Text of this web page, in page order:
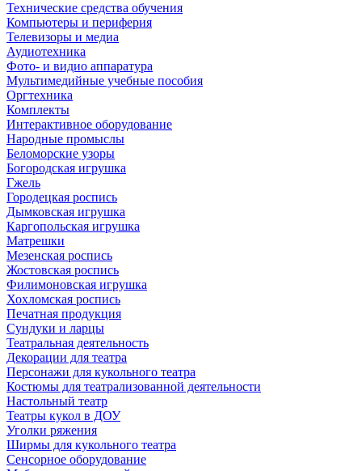
Технические средства обучения
Компьютеры и периферия
Телевизоры и медиа
Аудиотехника
Фото- и видио аппаратура
Мультимедийные учебные пособия
Оргтехника
Комплекты
Интерактивное оборудование
Народные промыслы
Беломорские узоры
Богородская игрушка
Гжель
Городецкая роспись
Дымковская игрушка
Каргопольская игрушка
Матрешки
Мезенская роспись
Жостовская роспись
Филимоновская игрушка
Хохломская роспись
Печатная продукция
Сундуки и ларцы
Театральная деятельность
Декорации для театра
Персонажи для кукольного театра
Костюмы для театрализованной деятельности
Настольный театр
Театры кукол в ДОУ
Уголки ряжения
Ширмы для кукольного театра
Сенсорное оборудование